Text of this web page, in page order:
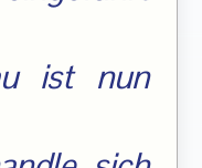
ist nun